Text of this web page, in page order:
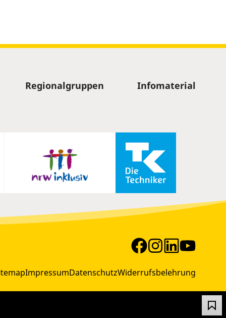
Regionalgruppen Infomaterial
ImpressumDatenschutzWiderrufsbelehrung